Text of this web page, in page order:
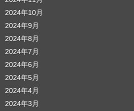
2024年10月
2024年9月
2024年8月
2024年7月
2024年6月
2024年5月
2024年4月
2024年3月